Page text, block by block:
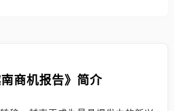
南商机报告》简介